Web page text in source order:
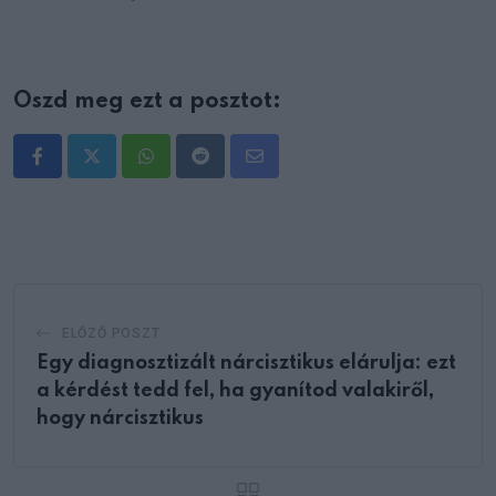
Oszd meg ezt a posztot:
WhatsappRedditShare
Egy diagnosztizált nárcisztikus elárulja: ezt
a kérdést tedd fel, ha gyanítod valakiről,
hogy nárcisztikus